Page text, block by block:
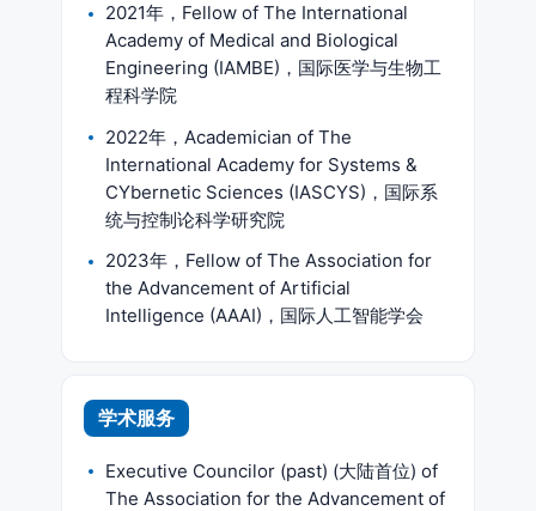
2021年，Fellow of The International
Academy of Medical and Biological
Engineering (IAMBE)，国际医学与生物工
程科学院
2022年，Academician of The
International Academy for Systems &
CYbernetic Sciences (IASCYS)，国际系
统与控制论科学研究院
2023年，Fellow of The Association for
the Advancement of Artificial
Intelligence (AAAI)，国际人工智能学会
学术服务
Executive Councilor (past) (大陆首位) of
The Association for the Advancement of